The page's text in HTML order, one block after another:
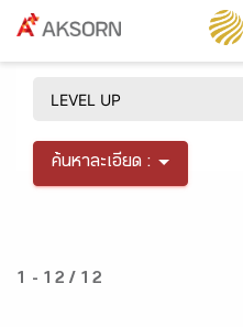
ค้นหาละเอียด :
1 - 12 / 12